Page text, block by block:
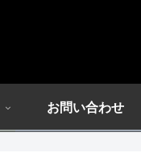
お問い合わせ